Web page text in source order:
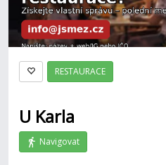
RESTAURACE
U Karla
Navigovat